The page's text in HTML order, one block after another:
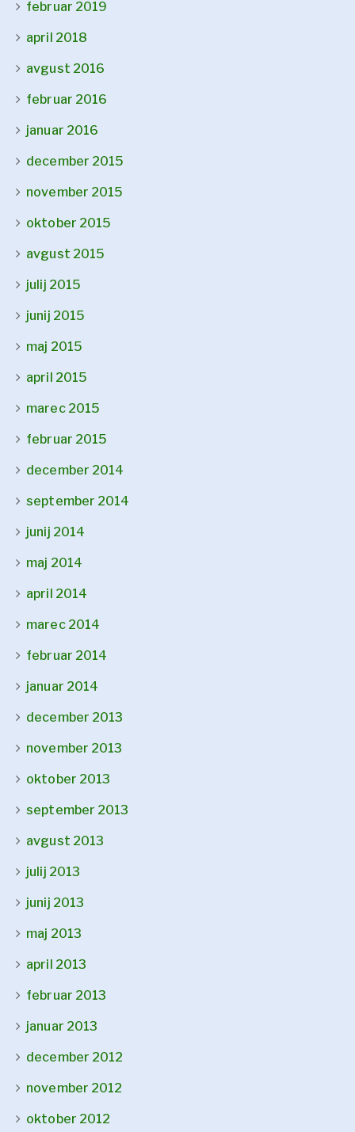
februar 2019
april 2018
avgust 2016
februar 2016
januar 2016
december 2015
november 2015
oktober 2015
avgust 2015
julij 2015
junij 2015
maj 2015
april 2015
marec 2015
februar 2015
december 2014
september 2014
junij 2014
maj 2014
april 2014
marec 2014
februar 2014
januar 2014
december 2013
november 2013
oktober 2013
september 2013
avgust 2013
julij 2013
junij 2013
maj 2013
april 2013
februar 2013
januar 2013
december 2012
november 2012
oktober 2012